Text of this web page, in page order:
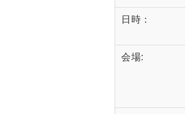
日時：
会場: